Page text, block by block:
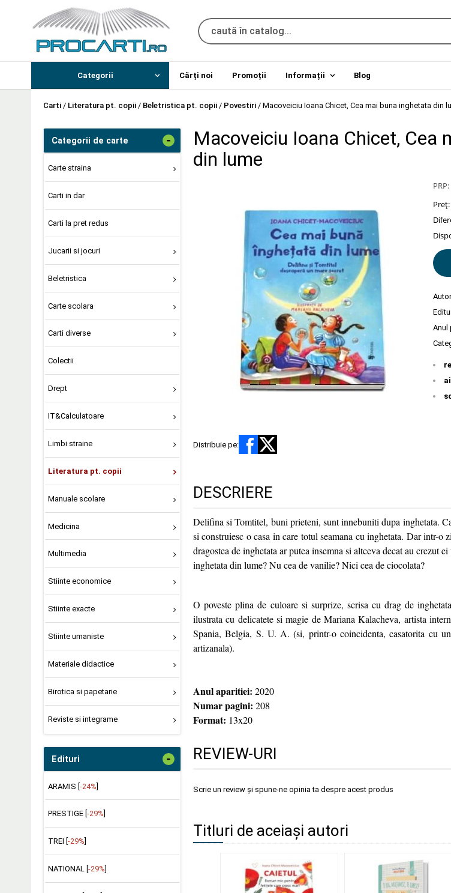
Categorii Cărți noi Promoții Informații Blog
Carti / Literatura pt. copii / Beletristica pt. copii / Povestiri / Macoveiciu Ioana Chicet, Cea mai buna inghetata din
Categorii de carte -
Carte straina
Carti in dar
Carti la pret redus
Jucarii si jocuri
Beletristica
Carte scolara
Carti diverse
Colectii
Drept
IT&Calculatoare
Limbi straine
Literatura pt. copii
Manuale scolare
Medicina
Multimedia
Stiinte economice
Stiinte exacte
Stiinte umaniste
Materiale didactice
Birotica si papetarie
Reviste si integrame
Edituri -
ARAMIS [-24%]
PRESTIGE [ -29%
TREI [ -29%
NATIONAL [ -29%
Macoveiciu Ioana Chicet, Cea
din lume
PRP:
Preț:
Anul
Distribuie pe:
DESCRIERE
Delifina si Tomtitel, buni prieteni, sunt innebuniti dupa inghetata.
si construiesc o casa in care totul seamana cu inghetata. Dar intr-o
dragostea de inghetata ar putea insemna si altceva decat au crezut
inghetata din lume? Nu cea de vanilie? Nici cea de ciocolata?
O poveste plina de culoare si surprize, scrisa cu drag de
ilustrata cu delicatete si magie de Mariana Kalacheva, artista
Spania, Belgia, S. U. A. (si, printr-o coincidenta, casatorita cu
artizanala).
Anul aparitiei: 2020
Numar pagini: 208
Format: 13x20
REVIEW-URI
Scrie un review și spune-ne opinia ta despre acest produs
Titluri de aceiași autori